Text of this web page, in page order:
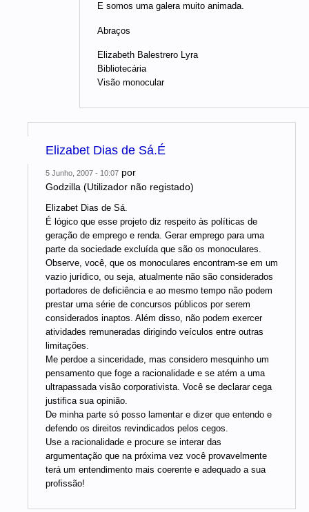
E somos uma galera muito animada.
Abraços
Elizabeth Balestrero Lyra
Bibliotecária
Visão monocular
Elizabet Dias de Sá.É
5 Junho, 2007 - 10:07 por
Godzilla (Utilizador não registado)
Elizabet Dias de Sá.
É lógico que esse projeto diz respeito às políticas de
geração de emprego e renda. Gerar emprego para uma
parte da sociedade excluída que são os monoculares.
Observe, você, que os monoculares encontram-se em um
vazio jurídico, ou seja, atualmente não são considerados
portadores de deficiência e ao mesmo tempo não podem
prestar uma série de concursos públicos por serem
considerados inaptos. Além disso, não podem exercer
atividades remuneradas dirigindo veículos entre outras
limitações.
Me perdoe a sinceridade, mas considero mesquinho um
pensamento que foge a racionalidade e se atém a uma
ultrapassada visão corporativista. Você se declarar cega
justifica sua opinião.
De minha parte só posso lamentar e dizer que entendo e
defendo os direitos revindicados pelos cegos.
Use a racionalidade e procure se interar das
argumentação que na próxima vez você provavelmente
terá um entendimento mais coerente e adequado a sua
profissão!